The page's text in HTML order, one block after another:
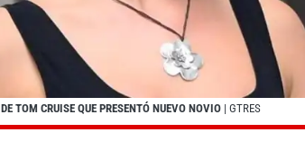
TOM CRUISE QUE PRESENTÓ NUEVO NOVIO | GTRES